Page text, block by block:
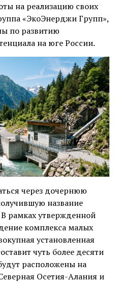
на реализацию своих
«ЭкоЭнерджи Групп»,
по развитию
на юге России.
через дочернюю
название
рамках утвержденной
комплекса малых
установленная
чуть более десяти
расположены на
Осетия-Алания и